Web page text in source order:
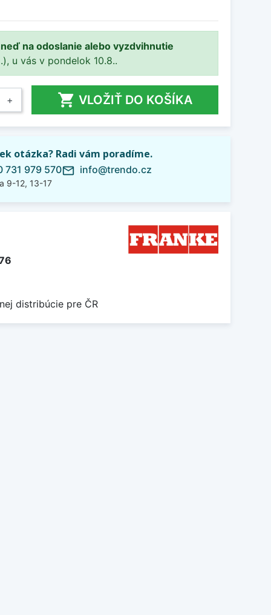
na odoslanie alebo vyzdvihnutie
u vás v pondelok 10.8..
+  VLOŽIŤ DO KOŠÍKA
otázka? Radi vám poradíme.
731 979 570
9-12, 13-17
mail_outline info@trendo.cz
distribúcie pre ČR